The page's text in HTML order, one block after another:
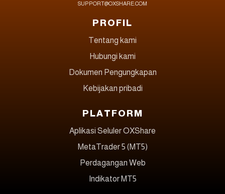
SUPPORT@OXSHARE.COM
PROFIL
Tentang kami
Hubungi kami
Dokumen Pengungkapan
Kebijakan pribadi
PLATFORM
Aplikasi Seluler OXShare
MetaTrader 5 (MT5)
Perdagangan Web
Indikator MT5